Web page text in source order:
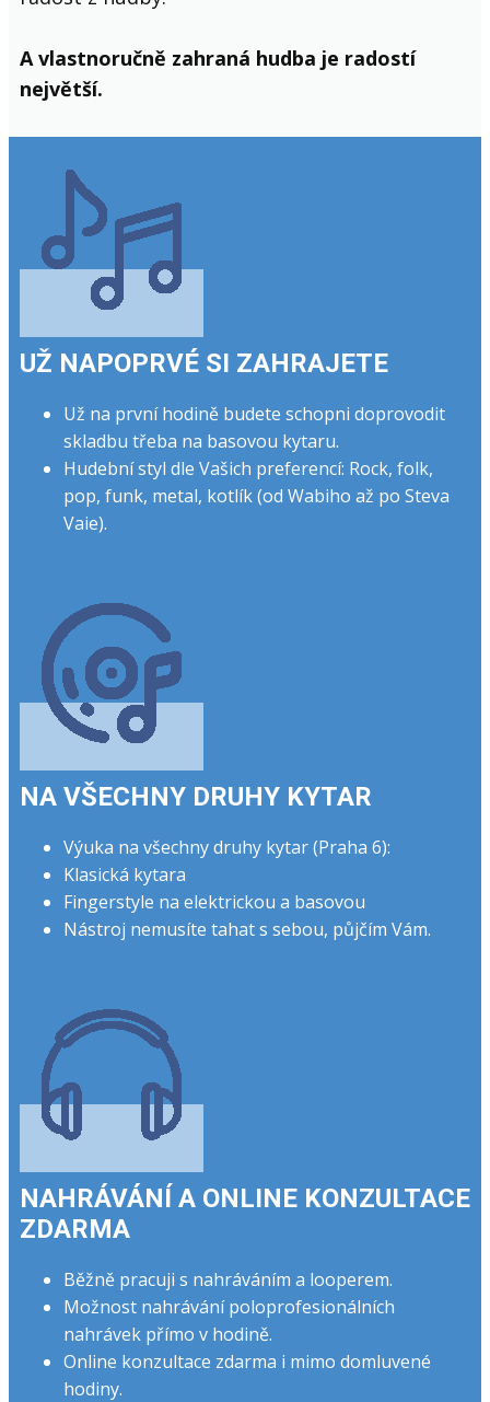
A vlastnoručně zahraná hudba je radostí
největší.
UŽ NAPOPRVÉ SI ZAHRAJETE
Už na první hodině budete schopni doprovodit
skladbu třeba na basovou kytaru.
Hudební styl dle Vašich preferencí: Rock, folk,
pop, funk, metal, kotlík (od Wabiho až po Steva
Vaie).
NA VŠECHNY DRUHY KYTAR
Výuka na všechny druhy kytar (Praha 6):
Klasická kytara
Fingerstyle na elektrickou a basovou
Nástroj nemusíte tahat s sebou, půjčím Vám.
NAHRÁVÁNÍ A ONLINE KONZULTACE​
ZDARMA
Běžně pracuji s nahráváním a looperem.
Možnost nahrávání poloprofesionálních
nahrávek přímo v hodině.
Online konzultace zdarma i mimo domluvené
hodiny.